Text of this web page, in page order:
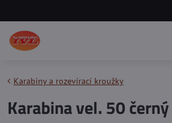
Karabiny a rozevírací kroužky
Karabina vel. 50